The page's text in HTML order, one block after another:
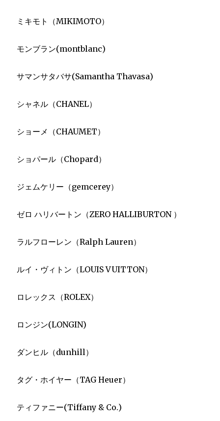
ミキモト（MIKIMOTO）
モンブラン(montblanc)
サマンサタバサ(Samantha Thavasa)
シャネル（CHANEL）
ショーメ（CHAUMET）
ショパール（Chopard）
ジェムケリー（gemcerey）
ゼロ ハリバートン（ZERO HALLIBURTON ）
ラルフローレン（Ralph Lauren）
ルイ・ヴィトン（LOUIS VUITTON）
ロレックス（ROLEX）
ロンジン(LONGIN)
ダンヒル（dunhill）
タグ・ホイヤー（TAG Heuer）
ティファニー(Tiffany & Co.)